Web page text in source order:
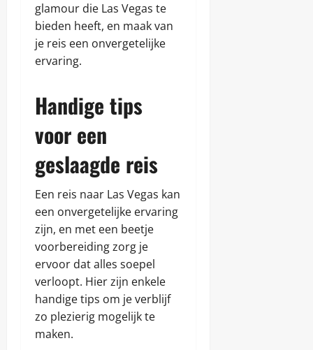
glamour die Las Vegas te
bieden heeft, en maak van
je reis een onvergetelijke
ervaring.
Handige tips
voor een
geslaagde reis
Een reis naar Las Vegas kan
een onvergetelijke ervaring
zijn, en met een beetje
voorbereiding zorg je
ervoor dat alles soepel
verloopt. Hier zijn enkele
handige tips om je verblijf
zo plezierig mogelijk te
maken.